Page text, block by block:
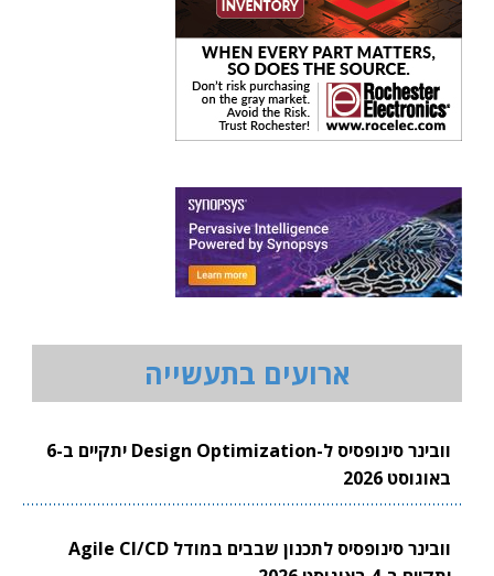
ארועים בתעשייה
וובינר סינופסיס ל-Design Optimization יתקיים ב-6
באוגוסט 2026
וובינר סינופסיס לתכנון שבבים במודל Agile CI/CD